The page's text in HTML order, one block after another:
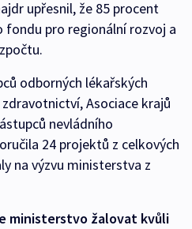
upřesnil, že 85 procent
fondu pro regionální rozvoj a
odborných lékařských
Asociace krajů
nevládního
24 projektů z celkových
na výzvu ministerstva z
ministerstvo žalovat kvůli